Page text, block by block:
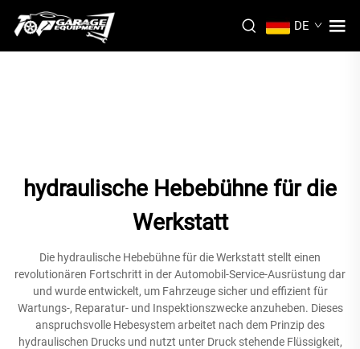
DE
hydraulische Hebebühne für die
Werkstatt
Die hydraulische Hebebühne für die Werkstatt stellt einen
revolutionären Fortschritt in der Automobil-Service-Ausrüstung dar
und wurde entwickelt, um Fahrzeuge sicher und effizient für
Wartungs-, Reparatur- und Inspektionszwecke anzuheben. Dieses
anspruchsvolle Hebesystem arbeitet nach dem Prinzip des
hydraulischen Drucks und nutzt unter Druck stehende Flüssigkeit,